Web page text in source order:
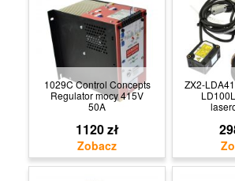
1029C Control Concepts
Regulator mocy 415V
50A
1120 zł
ZX2-